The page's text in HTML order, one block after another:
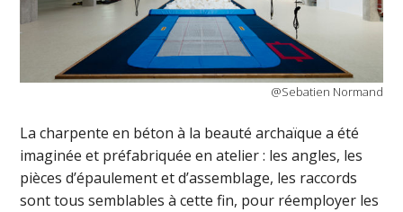
@Sebatien Normand
La charpente en béton à la beauté archaïque a été
imaginée et préfabriquée en atelier : les angles, les
pièces d’épaulement et d’assemblage, les raccords
sont tous semblables à cette fin, pour réemployer les